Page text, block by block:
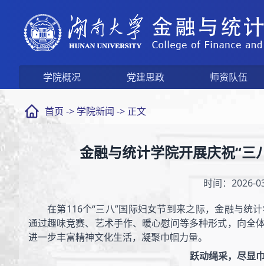
学院概况 党建思政 师资队伍
首页 -> 学院新闻 -> 正文
金融与统计学院开展庆祝“三
时间：2026-
在第116个“三八”国际妇女节到来之际，金融与统
通过趣味竞赛、艺术手作、暖心慰问等多种形式，向全
进一步丰富精神文化生活，凝聚巾帼力量。
跃动绳采，尽显